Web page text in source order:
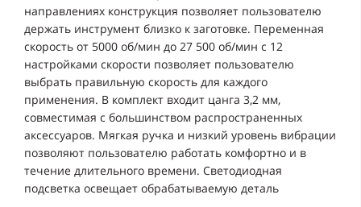
направлениях конструкция позволяет пользователю
держать инструмент близко к заготовке. Переменная
скорость от 5000 об/мин до 27 500 об/мин с 12
настройками скорости позволяет пользователю
выбрать правильную скорость для каждого
применения. В комплект входит цанга 3,2 мм,
совместимая с большинством распространенных
аксессуаров. Мягкая ручка и низкий уровень вибрации
позволяют пользователю работать комфортно и в
течение длительного времени. Светодиодная
подсветка освещает обрабатываемую деталь